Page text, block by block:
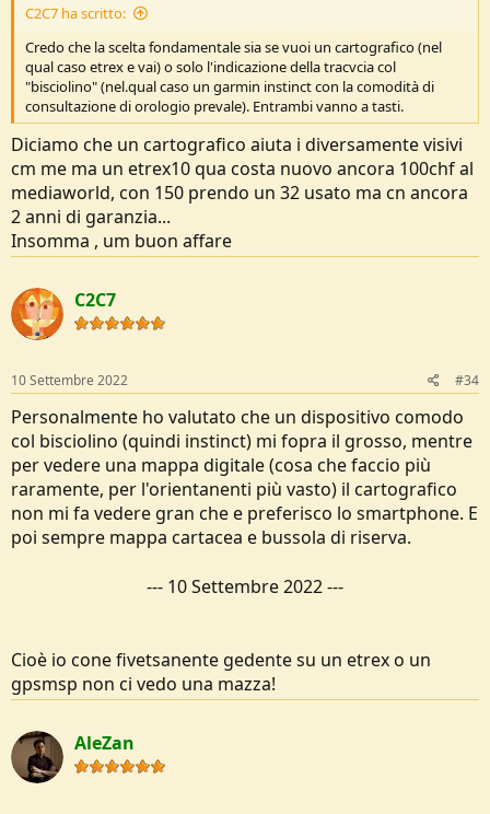
C2C7 ha scritto:
Credo che la scelta fondamentale sia se vuoi un cartografico (nel
qual caso etrex e vai) o solo l'indicazione della tracvcia col
"bisciolino" (nel.qual caso un garmin instinct con la comodità di
consultazione di orologio prevale). Entrambi vanno a tasti.
Diciamo che un cartografico aiuta i diversamente visivi
cm me ma un etrex10 qua costa nuovo ancora 100chf al
mediaworld, con 150 prendo un 32 usato ma cn ancora
2 anni di garanzia...
Insomma , um buon affare
C2C7
10 Settembre 2022 #34
Personalmente ho valutato che un dispositivo comodo
col bisciolino (quindi instinct) mi fopra il grosso, mentre
per vedere una mappa digitale (cosa che faccio più
raramente, per l'orientanenti più vasto) il cartografico
non mi fa vedere gran che e preferisco lo smartphone. E
poi sempre mappa cartacea e bussola di riserva.
--- 10 Settembre 2022---
Cioè io cone fivetsanente gedente su un etrex o un
gpsmsp non ci vedo una mazza!
AleZan